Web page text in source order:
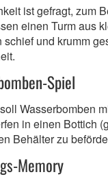
ist gefragt, zum
einen Turm aus
schief und krumm
Spiel
Wasserbomben
in einen Bottich
Behälter zu
Memory